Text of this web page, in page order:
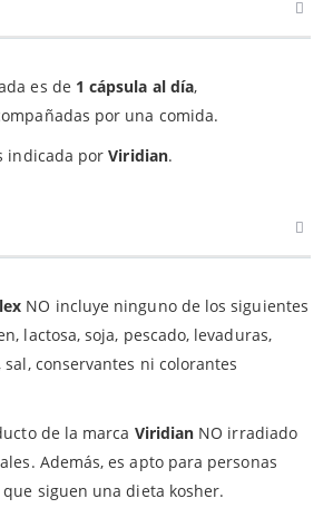
es de 1 cápsula al día,
por una comida.
indicada porViridian.
NO incluye ninguno de los siguientes
lactosa, soja, pescado, levaduras,
conservantes ni colorantes
de la marca Viridian NO irradiado
Además, es apto para personas
siguen una dieta kosher.